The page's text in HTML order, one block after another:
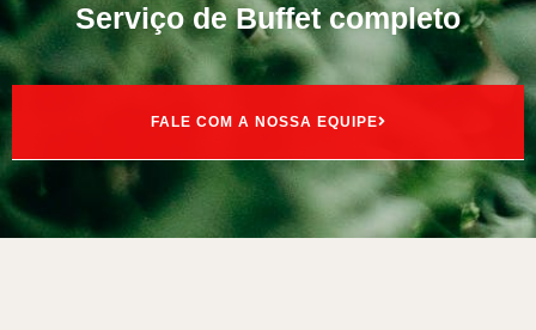
Serviço de Buffet completo
FALE COM A NOSSA EQUIPE